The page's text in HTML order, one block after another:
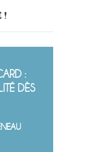
!
:
DÈS